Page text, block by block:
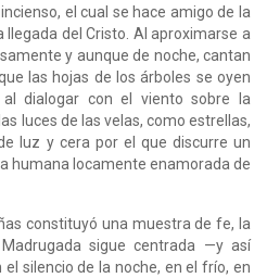
el cual se hace amigo de la
llegada del Cristo. Al aproximarse a
y aunque de noche, cantan
las hojas de los árboles se oyen
dialogar con el viento sobre la
luces de las velas, como estrellas,
luz y cera por el que discurre un
humana locamente enamorada de
constituyó una muestra de fe, la
sigue centrada —y así
silencio de la noche, en el frío, en